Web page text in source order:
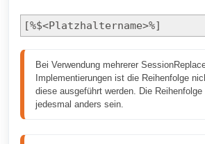
[%$<Platzhaltername>%]
Bei Verwendung mehrerer
Implementierungen ist die Reihenfolge
diese ausgeführt werden. Die Reihenfolge
jedesmal anders sein.